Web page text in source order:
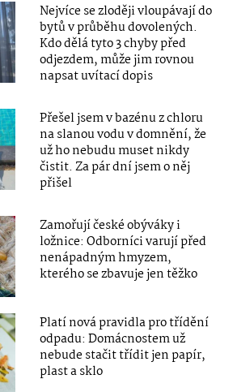
Nejvíce se zloději vloupávají do
bytů v průběhu dovolených.
Kdo dělá tyto 3 chyby před
odjezdem, může jim rovnou
napsat uvítací dopis
Přešel jsem v bazénu z chloru
na slanou vodu v domnění, že
už ho nebudu muset nikdy
čistit. Za pár dní jsem o něj
přišel
Zamořují české obýváky i
ložnice: Odborníci varují před
nenápadným hmyzem,
kterého se zbavuje jen těžko
Platí nová pravidla pro třídění
odpadu: Domácnostem už
nebude stačit třídit jen papír,
plast a sklo